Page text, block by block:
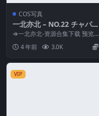
COS写真
一北亦北 – NO.22 チャパエ
フ 縛られし白騎兵 [33P-21
MB]
⇒一北亦北-资源合集下载 预览图
片 资源简介 「资源名称」：一北
亦北 – NO....
4 年前 3.0K
VIP